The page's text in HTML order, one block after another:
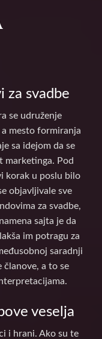
za svadbe
se udruženje
mesto formiranja
sa idejom da se
marketinga. Pod
korak u poslu bilo
objavljivale sve
za svadbe,
sajta je da
im potragu za
saradnji
članove, a to se
veselja
i hrani. Ako su te